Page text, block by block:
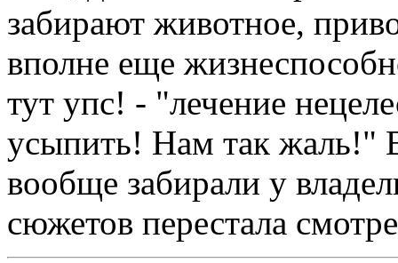
забирают животное,
вполне еще
тут упс! - "лечение
усыпить! Нам так жаль!"
вообще забирали у
сюжетов перестала